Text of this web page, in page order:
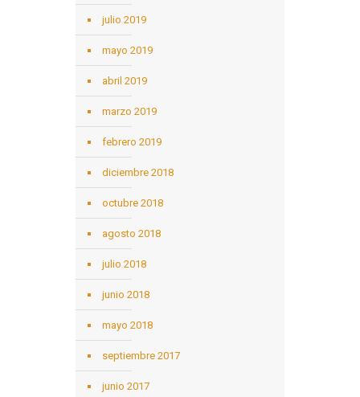
julio 2019
mayo 2019
abril 2019
marzo 2019
febrero 2019
diciembre 2018
octubre 2018
agosto 2018
julio 2018
junio 2018
mayo 2018
septiembre 2017
junio 2017